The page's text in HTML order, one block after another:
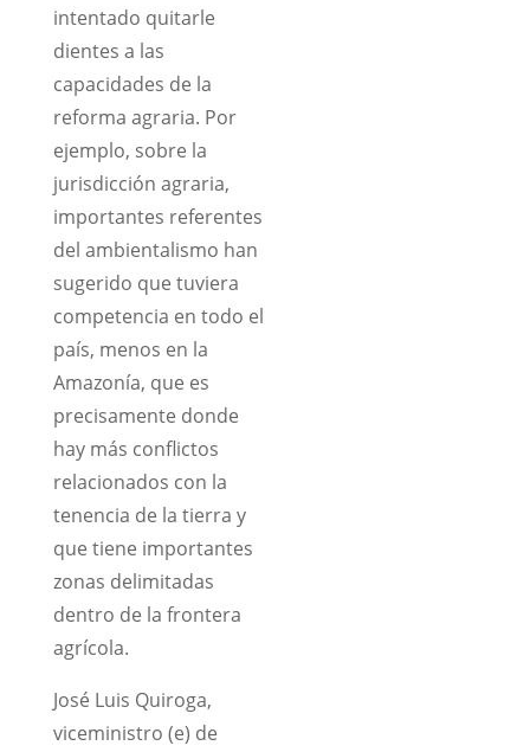
intentado quitarle
dientes a las
capacidades de la
reforma agraria. Por
ejemplo, sobre la
jurisdicción agraria,
importantes referentes
del ambientalismo han
sugerido que tuviera
competencia en todo el
país, menos en la
Amazonía, que es
precisamente donde
hay más conflictos
relacionados con la
tenencia de la tierra y
que tiene importantes
zonas delimitadas
dentro de la frontera
agrícola.
José Luis Quiroga,
viceministro (e) de